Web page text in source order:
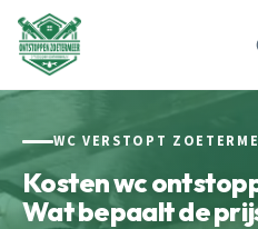
WC VERSTOPT
Kosten wc
Wat bepaalt de